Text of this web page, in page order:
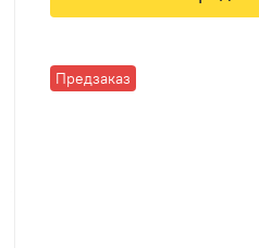
Предзаказ